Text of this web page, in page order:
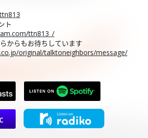
ト
ttn813_/
からもお待ちしています
original/talktoneighbors/message/